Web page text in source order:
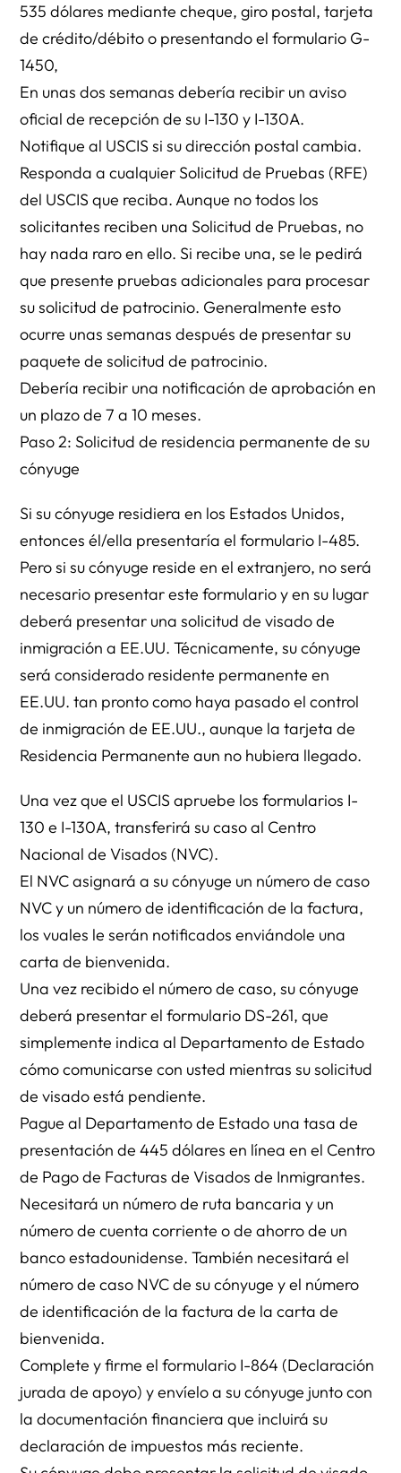
535 dólares mediante cheque, giro postal, tarjeta
de crédito/débito o presentando el formulario G-
1450,
En unas dos semanas debería recibir un aviso
oficial de recepción de su I-130 y I-130A.
Notifique al USCIS si su dirección postal cambia.
Responda a cualquier Solicitud de Pruebas (RFE)
del USCIS que reciba. Aunque no todos los
solicitantes reciben una Solicitud de Pruebas, no
hay nada raro en ello. Si recibe una, se le pedirá
que presente pruebas adicionales para procesar
su solicitud de patrocinio. Generalmente esto
ocurre unas semanas después de presentar su
paquete de solicitud de patrocinio.
Debería recibir una notificación de aprobación en
un plazo de 7 a 10 meses.
Paso 2: Solicitud de residencia permanente de su
cónyuge
Si su cónyuge residiera en los Estados Unidos,
entonces él/ella presentaría el formulario I-485.
Pero si su cónyuge reside en el extranjero, no será
necesario presentar este formulario y en su lugar
deberá presentar una solicitud de visado de
inmigración a EE.UU. Técnicamente, su cónyuge
será considerado residente permanente en
EE.UU. tan pronto como haya pasado el control
de inmigración de EE.UU., aunque la tarjeta de
Residencia Permanente aun no hubiera llegado.
Una vez que el USCIS apruebe los formularios I-
130 e I-130A, transferirá su caso al Centro
Nacional de Visados (NVC).
El NVC asignará a su cónyuge un número de caso
NVC y un número de identificación de la factura,
los vuales le serán notificados enviándole una
carta de bienvenida.
Una vez recibido el número de caso, su cónyuge
deberá presentar el formulario DS-261, que
simplemente indica al Departamento de Estado
cómo comunicarse con usted mientras su solicitud
de visado está pendiente.
Pague al Departamento de Estado una tasa de
presentación de 445 dólares en línea en el Centro
de Pago de Facturas de Visados de Inmigrantes.
Necesitará un número de ruta bancaria y un
número de cuenta corriente o de ahorro de un
banco estadounidense. También necesitará el
número de caso NVC de su cónyuge y el número
de identificación de la factura de la carta de
bienvenida.
Complete y firme el formulario I-864 (Declaración
jurada de apoyo) y envíelo a su cónyuge junto con
la documentación financiera que incluirá su
declaración de impuestos más reciente.